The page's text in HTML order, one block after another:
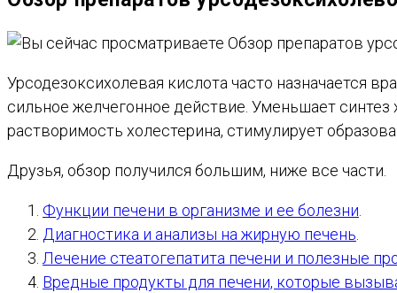
Урсодезоксихолевая кислота часто назначается
сильное желчегонное действие. Уменьшает
растворимость холестерина, стимулирует
Друзья, обзор получился большим, ниже все части.
Функции печени в организме и ее болезни.
Диагностика и анализы на жирную печень.
Лечение стеатогепатита печени и полезные
Вредные продукты для печени, которые